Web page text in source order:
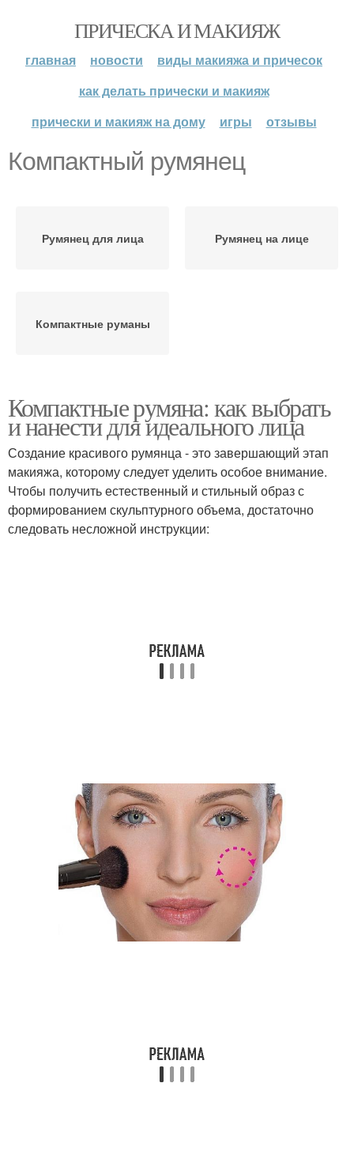
ПРИЧЕСКА И МАКИЯЖ
главная новости
виды макияжа и причесок
как делать прически и макияж
прически и макияж на дому
игры отзывы
Компактный румянец
Румянец для лица Румянец на лице
Компактные руманы
Компактные румяна: как выбрать
и нанести для идеального лица
Создание красивого румянца - это завершающий этап
макияжа, которому следует уделить особое внимание.
Чтобы получить естественный и стильный образ с
формированием скульптурного объема, достаточно
следовать несложной инструкции: